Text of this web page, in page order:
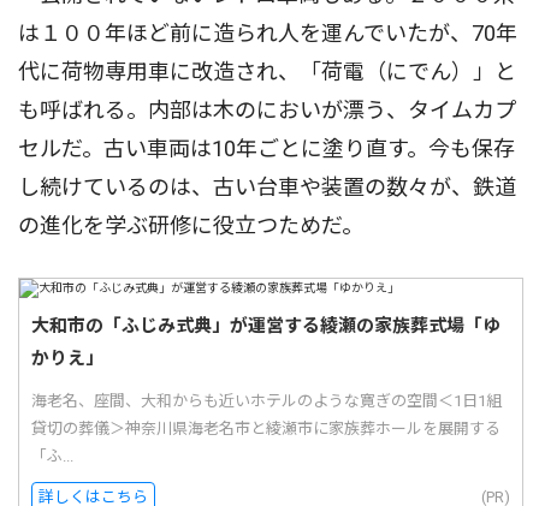
は１００年ほど前に造られ人を運んでいたが、70年
代に荷物専用車に改造され、「荷電（にでん）」と
も呼ばれる。内部は木のにおいが漂う、タイムカプ
セルだ。古い車両は10年ごとに塗り直す。今も保存
し続けているのは、古い台車や装置の数々が、鉄道
の進化を学ぶ研修に役立つためだ。
大和市の「ふじみ式典」が運営する綾瀬の家族葬式場「ゆ
かりえ」
海老名、座間、大和からも近いホテルのような寛ぎの空間＜1日1組
貸切の葬儀＞神奈川県海老名市と綾瀬市に家族葬ホールを展開する
「ふ...
詳しくはこちら (PR)